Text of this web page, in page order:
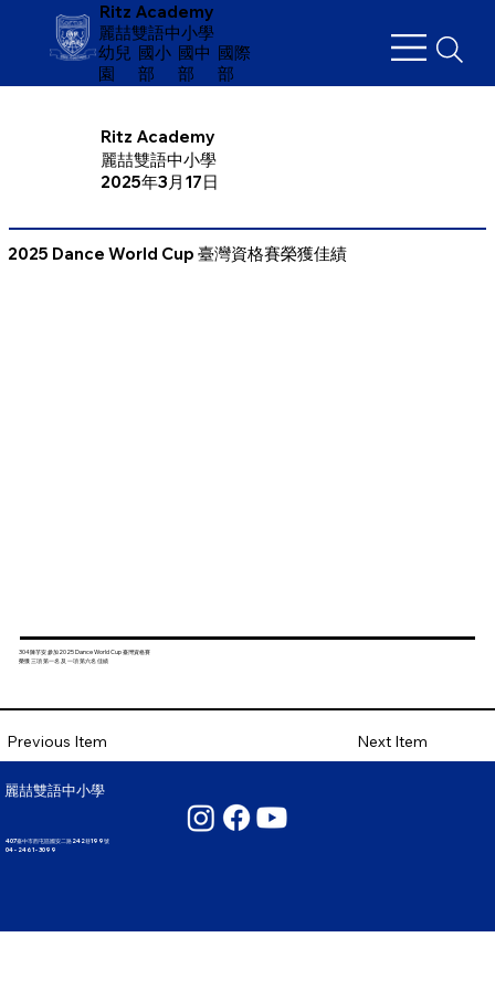
Ritz Academy
麗喆雙語中小學
幼兒
園
​國小
部
國中
部
國際
部
Ritz Academy
麗喆雙語中小學
2025年3月17日
2025 Dance World Cup 臺灣資格賽榮獲佳績
304陳芓安 參加2025 Dance World Cup 臺灣資格賽
榮獲 三項 第一名 及 一項 第六名 佳績
Previous Item Next Item
麗喆雙語中小學
407臺中市西屯區國安二路242巷199號
04 - 2461 - 3099